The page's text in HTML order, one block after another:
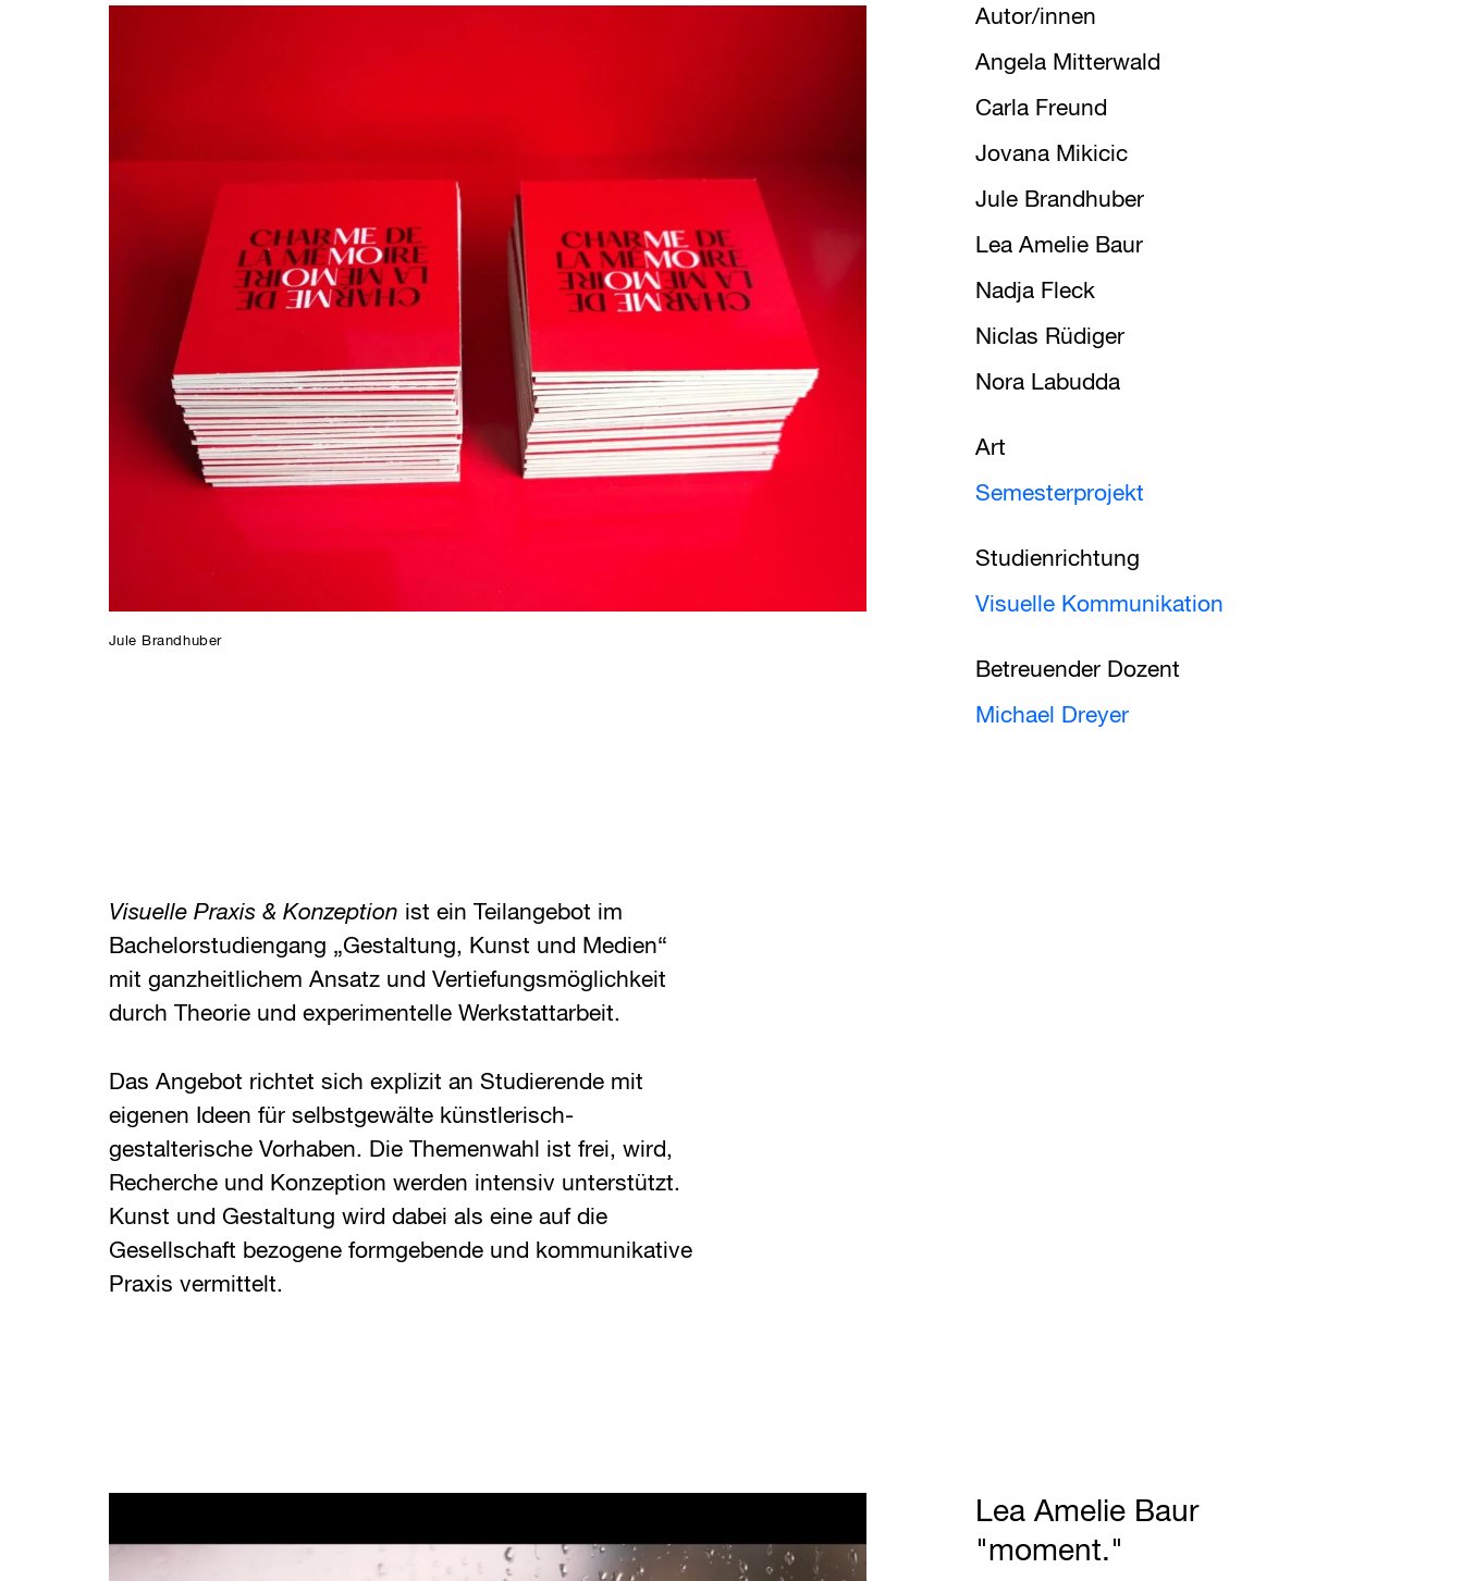
Autor/innen
Angela Mitterwald
Carla Freund
Jovana Mikicic
Jule Brandhuber
Lea Amelie Baur
Nadja Fleck
Niclas Rüdiger
Nora Labudda
Art
Semesterprojekt
Studienrichtung
Visuelle Kommunikation
Betreuender Dozent
Michael Dreyer
Jule Brandhuber
Visuelle Praxis & Konzeption ist ein Teilangebot im
Bachelorstudiengang „Gestaltung, Kunst und Medien“
mit ganzheitlichem Ansatz und Vertiefungsmöglichkeit
durch Theorie und experimentelle Werkstattarbeit.
Das Angebot richtet sich explizit an Studierende mit
eigenen Ideen für selbstgewälte künstlerisch-
gestalterische Vorhaben. Die Themenwahl ist frei, wird,
Recherche und Konzeption werden intensiv unterstützt.
Kunst und Gestaltung wird dabei als eine auf die
Gesellschaft bezogene formgebende und kommunikative
Praxis vermittelt.
Lea Amelie Baur
"moment."